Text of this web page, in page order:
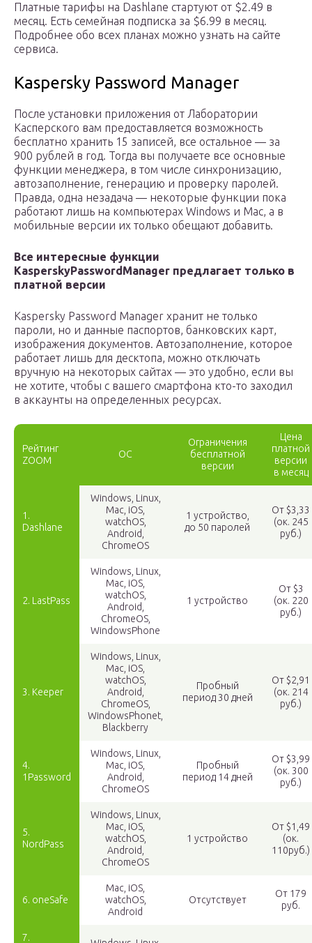
Платные тарифы на Dashlane стартуют от $2.49 в
месяц. Есть семейная подписка за $6.99 в месяц.
Подробнее обо всех планах можно узнать на сайте
сервиса.
Kaspersky Password Manager
После установки приложения от Лаборатории
Касперского вам предоставляется возможность
бесплатно хранить 15 записей, все остальное — за
900 рублей в год. Тогда вы получаете все основные
функции менеджера, в том числе синхронизацию,
автозаполнение, генерацию и проверку паролей.
Правда, одна незадача — некоторые функции пока
работают лишь на компьютерах Windows и Mac, а в
мобильные версии их только обещают добавить.
Все интересные функции
KasperskyPasswordManager предлагает только в
платной версии
Kaspersky Password Manager хранит не только
пароли, но и данные паспортов, банковских карт,
изображения документов. Автозаполнение, которое
работает лишь для десктопа, можно отключать
вручную на некоторых сайтах — это удобно, если вы
не хотите, чтобы с вашего смартфона кто-то заходил
в аккаунты на определенных ресурсах.
Рейтинг
ZOOM
ОС
Ограничения
бесплатной
версии
Цена
платной
версии
в месяц
1.
Dashlane
Windows, Linux,
Mac, iOS,
watchOS,
Android,
ChromeOS
1 устройство,
до 50 паролей
От $3,33
(ок. 245
руб.)
2. LastPass
Windows, Linux,
Mac, iOS,
watchOS,
Android,
ChromeOS,
WindowsPhone
1 устройство
От $3
(ок. 220
руб.)
3. Keeper
Windows, Linux,
Mac, iOS,
watchOS,
Android,
ChromeOS,
WindowsPhonet,
Blackberry
Пробный
период 30 дней
От $2,91
(ок. 214
руб.)
4.
1Password
Windows, Linux,
Mac, iOS,
Android,
ChromeOS
Пробный
период 14 дней
От $3,99
(ок. 300
руб.)
5.
NordPass
Windows, Linux,
Mac, iOS,
watchOS,
Android,
ChromeOS
1 устройство
От $1,49
(ок.
110руб.)
6. oneSafe
Mac, iOS,
watchOS,
Android
Отсутствует
От 179
руб.
7.